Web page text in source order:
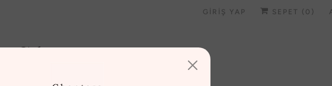
GIRIŞ YAP SEPET ( 0 )